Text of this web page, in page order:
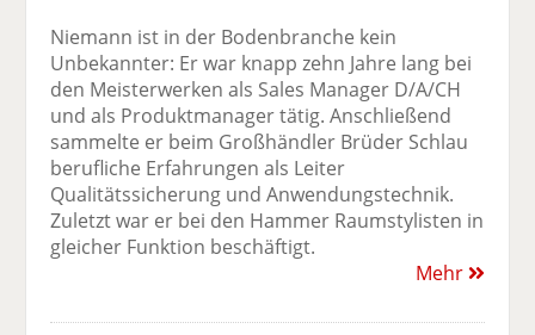
Niemann ist in der Bodenbranche kein
Unbekannter: Er war knapp zehn Jahre lang bei
den Meisterwerken als Sales Manager D/A/CH
und als Produktmanager tätig. Anschließend
sammelte er beim Großhändler Brüder Schlau
berufliche Erfahrungen als Leiter
Qualitätssicherung und Anwendungstechnik.
Zuletzt war er bei den Hammer Raumstylisten in
gleicher Funktion beschäftigt.
Mehr